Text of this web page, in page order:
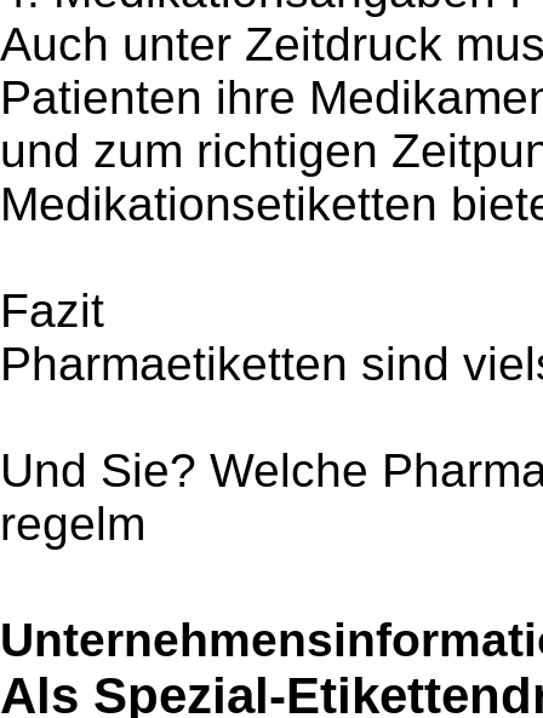
Auch unter Zeitdruck
Patienten ihre
und zum richtigen
Medikationsetiketten
Fazit
Pharmaetiketten sind
Und Sie? Welche
regelm
Als Spezial-